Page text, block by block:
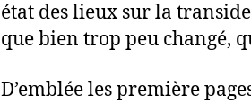
état des lieux sur la
que bien trop peu changé,
D’emblée les première